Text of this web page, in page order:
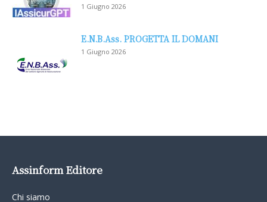
1 Giugno 2026
E.N.B.Ass. PROGETTA IL DOMANI
1 Giugno 2026
Assinform Editore
Chi siamo